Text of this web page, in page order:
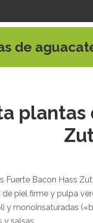
de
plantas
Fuerte Bacon Hass
piel firme y pulpa
y monoinsaturadas